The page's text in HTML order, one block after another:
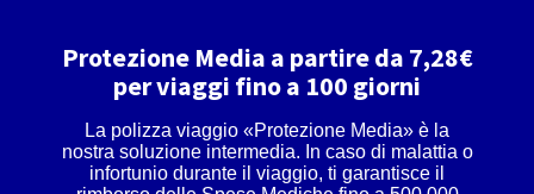
Protezione Media a partire da 7,28€
per viaggi fino a 100 giorni
La polizza viaggio «Protezione Media» è la
nostra soluzione intermedia. In caso di malattia o
infortunio durante il viaggio, ti garantisce il